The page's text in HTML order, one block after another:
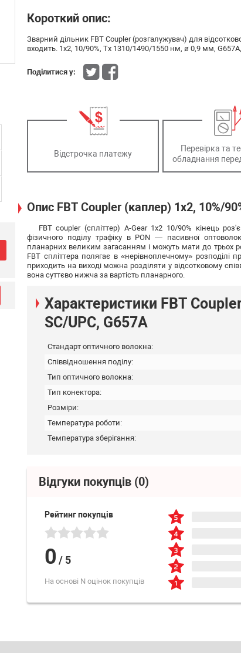
Короткий опис:
Зварний дільник FBT Сoupler (розгалужувач) для
входить. 1х2, 10/90%, Tx 1310/1490/1550 нм, ø 0,9 мм, G657A,
Поділитися у:
Відстрочка платежу
Перевірка та
обладнання
Опис FBT Coupler (каплер) 1x2, 10%/
FBT coupler (спліттер) A-Gear 1x2 10/90% кінець
фізичного поділу трафіку в PON — пасивної
планарних великим загасанням і можуть мати до трьох
FBT спліттера полягає в «нерівноплечному»
приходить на виході можна розділяти у відсотковому
вона суттєво нижча за вартість планарного.
Характеристики FBT
SC/UPC, G657A
Стандарт оптичного волокна:
Співвідношення поділу:
Тип оптичного волокна:
Тип конектора:
Розміри:
Температура роботи:
Температура зберігання:
Відгуки покупців (0)
Рейтинг покупців
0 / 5
На основі N оцінок покупців